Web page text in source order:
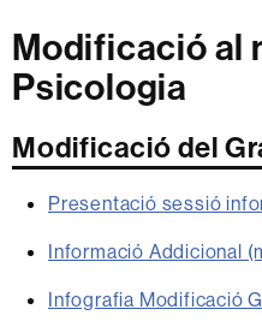
Modificació al
Psicologia
Modificació del
Presentació sessió
Informació Addicional
Infografia Modificació